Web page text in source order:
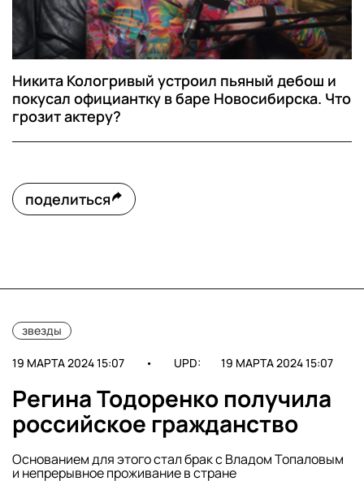
Никита Кологривый устроил пьяный дебош и
покусал официантку в баре Новосибирска. Что
грозит актеру?
поделиться
звезды
19 МАРТА 2024 15:07 • UPD: 19 МАРТА 2024 15:07
Регина Тодоренко получила
российское гражданство
Основанием для этого стал брак с Владом Топаловым
и непрерывное проживание в стране